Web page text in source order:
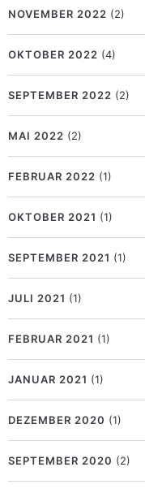
NOVEMBER 2022 (2)
OKTOBER 2022 (4)
SEPTEMBER 2022 (2)
MAI 2022 (2)
FEBRUAR 2022 (1)
OKTOBER 2021 (1)
SEPTEMBER 2021 (1)
JULI 2021 (1)
FEBRUAR 2021 (1)
JANUAR 2021 (1)
DEZEMBER 2020 (1)
SEPTEMBER 2020 (2)